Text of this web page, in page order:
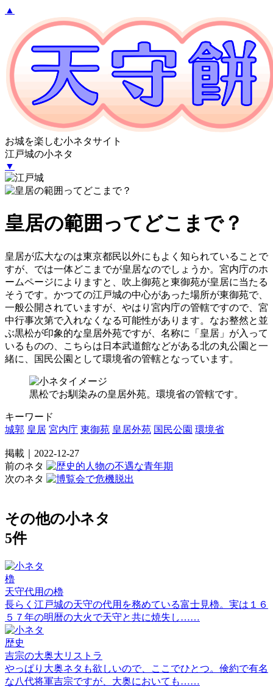
▲
お城を楽しむ小ネタサイト
江戸城の小ネタ
▼
皇居の範囲ってどこまで？
皇居が広大なのは東京都民以外にもよく知られていることで
すが、では一体どこまでが皇居なのでしょうか。宮内庁のホ
ームページによりますと、吹上御苑と東御苑が皇居に当たる
そうです。かつての江戸城の中心があった場所が東御苑で、
一般公開されていますが、やはり宮内庁の管轄ですので、宮
中行事次第で入れなくなる可能性があります。なお整然と並
ぶ黒松が印象的な皇居外苑ですが、名称に「皇居」が入って
いるものの、こちらは日本武道館などがある北の丸公園と一
緒に、国民公園として環境省の管轄となっています。
黒松でお馴染みの皇居外苑。環境省の管轄です。
キーワード
城郭 皇居 宮内庁 東御苑 皇居外苑 国民公園 環境省
掲載｜2022-12-27
前のネタ
次のネタ
その他の小ネタ
5件
櫓
天守代用の櫓
長らく江戸城の天守の代用を務めている富士見櫓。実は１６
５７年の明暦の大火で天守と共に焼失し……
歴史
吉宗の大奥大リストラ
やっぱり大奥ネタも欲しいので、ここでひとつ。倹約で有名
な八代将軍吉宗ですが、大奥においても……